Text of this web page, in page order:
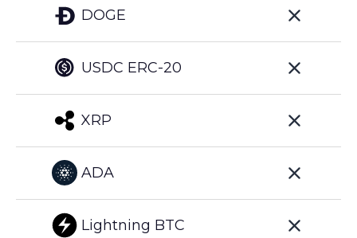
DOGE
USDC ERC-20
XRP
ADA
Lightning BTC